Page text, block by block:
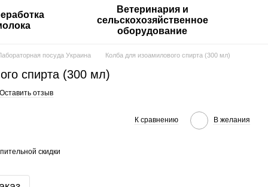
Ветеринария и
сельскохозяйственное
оборудование
посуда Украина Колба для изоамилового спирта (300 мл)
спирта (300 мл)
Оставить отзыв
К сравнению В желания
скидки